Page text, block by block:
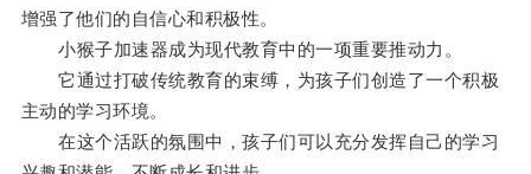
增强了他们的自信心和积极性。
小猴子加速器成为现代教育中的一项重要推动力。
它通过打破传统教育的束缚，为孩子们创造了一个积极
主动的学习环境。
在这个活跃的氛围中，孩子们可以充分发挥自己的学习